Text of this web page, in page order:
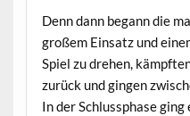
Denn dann begann die
großem Einsatz und
Spiel zu drehen,
zurück und gingen
In der Schlussphase